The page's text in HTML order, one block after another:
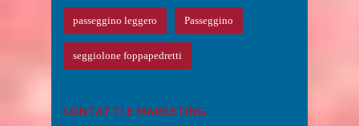
passeggino leggero Passeggino
seggiolone foppapedretti
CONTATTI E MARKETING